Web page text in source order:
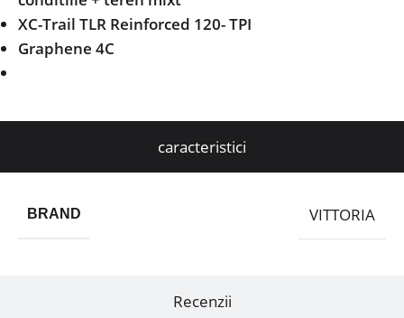
XC-Trail TLR Reinforced 120-TPI
Graphene 4C
caracteristici
Recenzii
BRAND VITTORIA